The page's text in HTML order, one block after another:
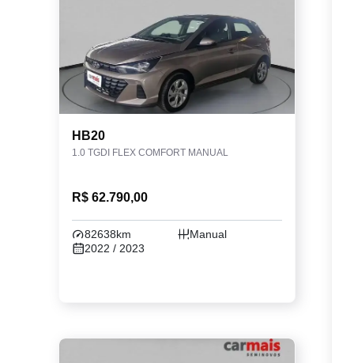
HB20
1.0 TGDI FLEX COMFORT MANUAL
R$ 62.790,00
82638km
Manual
2022 / 2023